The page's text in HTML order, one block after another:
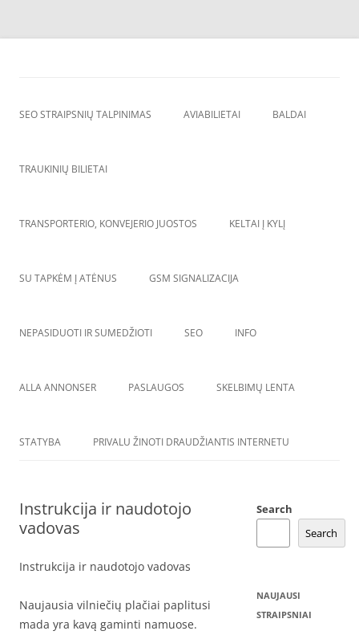
Skip
SEO STRAIPSNIŲ TALPINIMAS AVIABILIETAI BALDAI
TRAUKINIŲ BILIETAI
TRANSPORTERIO, KONVEJERIO JUOSTOS KELTAI Į KYLĮ
SU TAPKĖM Į ATĖNUS GSM SIGNALIZACIJA
NEPASIDUOTI IR SUMEDŽIOTI SEO INFO
ALLA ANNONSER PASLAUGOS SKELBIMŲ LENTA
STATYBA PRIVALU ŽINOTI DRAUDŽIANTIS INTERNETU
Instrukcija ir naudotojo
vadovas
Instrukcija ir naudotojo vadovas
Naujausia vilniečių plačiai paplitusi
mada yra kavą gaminti namuose.
Search
Search
NAUJAUSI
STRAIPSNIAI